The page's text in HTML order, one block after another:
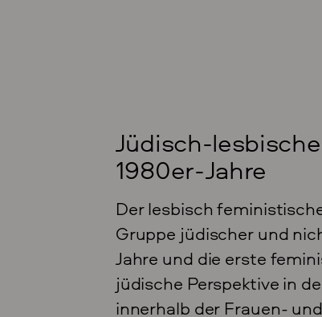
Jüdisch-
1980er-Jahre
Der lesbisch
Gruppe jüdischer und
Jahre und die erste
jüdische Perspektive in
innerhalb der Frauen-